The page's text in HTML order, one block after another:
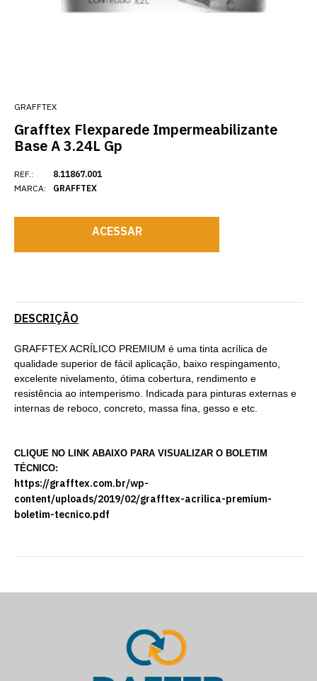
GRAFFTEX
Grafftex Flexparede Impermeabilizante
Base A 3.24L Gp
REF.:
MARCA:
8.11867.001
GRAFFTEX
ACESSAR
DESCRIÇÃO
GRAFFTEX ACRÍLICO PREMIUM é uma tinta acrílica de
qualidade superior de fácil aplicação, baixo respingamento,
excelente nivelamento, ótima cobertura, rendimento e
resistência ao intemperismo. Indicada para pinturas externas e
internas de reboco, concreto, massa fina, gesso e etc.
CLIQUE NO LINK ABAIXO PARA VISUALIZAR O BOLETIM
TÉCNICO:
https://grafftex.com.br/wp-
content/uploads/2019/02/grafftex-acrilica-premium-
boletim-tecnico.pdf